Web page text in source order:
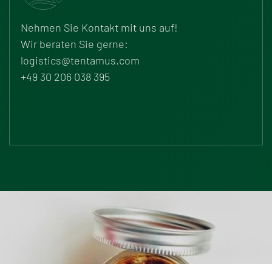
Nehmen Sie Kontakt mit uns auf!
Wir beraten Sie gerne:
logistics@​tentamus.​com
+49 30 206 038 395